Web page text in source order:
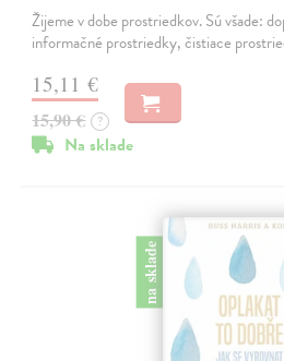
Žijeme v dobe prostriedkov. Sú všade:
informačné prostriedky, čistiace
15,11 €
15,90 € ?
Na sklade
na sklade